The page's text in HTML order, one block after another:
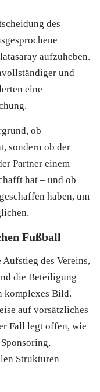
des
aufzuheben.
und
eine
ob
sondern ob der
Partner einem
hat – und ob
haben, um
Fußball
des Vereins,
die Beteiligung
komplexes Bild.
auf vorsätzliches
Fall legt offen, wie
Strukturen